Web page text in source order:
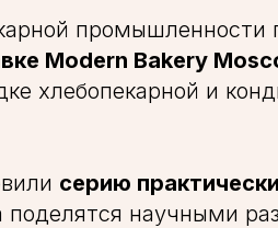
промышленности
Modern Bakery
хлебопекарной и
серию
поделятся научными